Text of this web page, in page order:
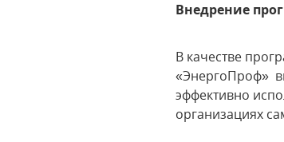
Внедрение
В качестве
«ЭнергоПроф»
эффективно
организациях